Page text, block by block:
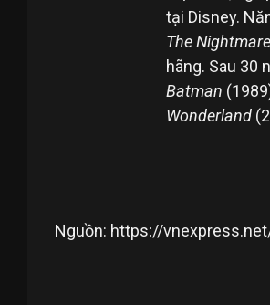
tại Disney.
The
hãng. Sau 30
Batman
Wonderland
Nguồn: https://